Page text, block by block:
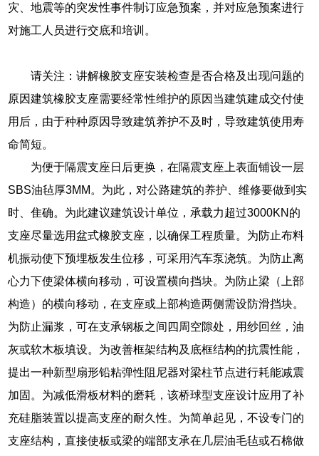
灾、地震等的突发性事件制订应急预案，并对应急预案进行
对施工人员进行交底和培训。
请关注：讲解橡胶支座安装检查是否合格及出现问题的
原因建筑橡胶支座需要经常性维护的原因当建筑建成交付使
用后，由于种种原因导致建筑养护不及时，导致建筑使用寿
命简短。
为便于隔震支座日后更换，在隔震支座上表面铺设一层
SBS油毡厚3MM。为此，对公路建筑的养护、维修要做到实
时、隹确。为此建议建筑设计单位，承载力超过3000KN的
支座尽量选用盆式橡胶支座，以确保工程质量。为防止布料
机振动使下预埋板发生位移，可采用汽车泵浇筑。为防止离
心力下使梁体横向移动，可设置横向挡块。为防止梁（上部
构造）的横向移动，在支座或上部构造两侧需设防滑挡块。
为防止漏浆，可在支承钢板之间四周空隙处，用纱回丝，油
灰或软木板填设。为改善框架结构及底框结构的抗震性能，
提出一种新型扇形铅粘弹性阻尼器对梁柱节点进行耗能减震
加固。为减低滑板材料的磨耗，该桥球型支座设计应用了补
充硅脂装置以提高支座的耐久性。为简单起见，不设专门的
支座结构，直接使板或梁的端部支承在几层油毛毡或石棉做